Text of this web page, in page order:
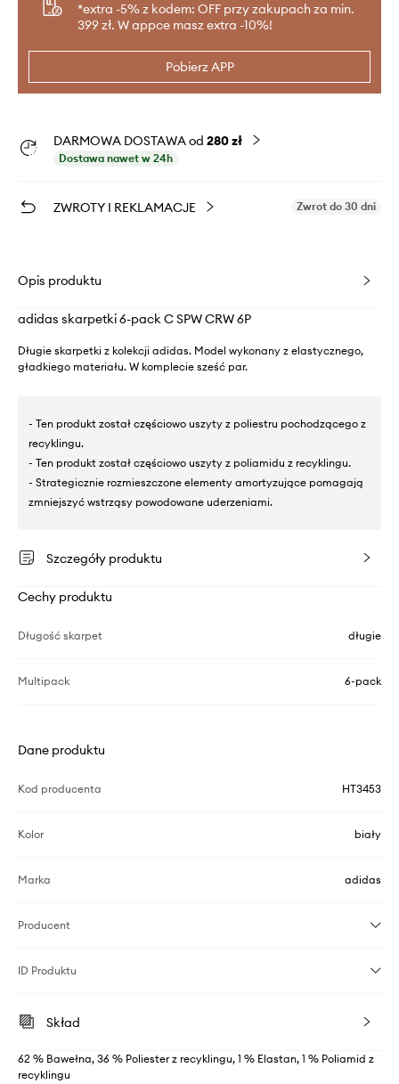
*extra -5% z kodem: OFF przy zakupach za min.
399 zł. W appce masz extra -10%!
Pobierz APP
DARMOWA DOSTAWA od 280 zł
Dostawa nawet w 24h
ZWROTY I REKLAMACJE Zwrot do 30 dni
Opis produktu
adidas skarpetki 6-pack C SPW CRW 6P
Długie skarpetki z kolekcji adidas. Model wykonany z elastycznego,
gładkiego materiału. W komplecie sześć par.
- Ten produkt został częściowo uszyty z poliestru pochodzącego z
recyklingu.
- Ten produkt został częściowo uszyty z poliamidu z recyklingu.
- Strategicznie rozmieszczone elementy amortyzujące pomagają
zmniejszyć wstrząsy powodowane uderzeniami.
Szczegóły produktu
Cechy produktu
Długość skarpet długie
Multipack 6-pack
Dane produktu
Kod producenta HT3453
Kolor biały
Marka adidas
Producent
ID Produktu
Skład
62 % Bawełna, 36 % Poliester z recyklingu, 1 % Elastan, 1 % Poliamid z
recyklingu